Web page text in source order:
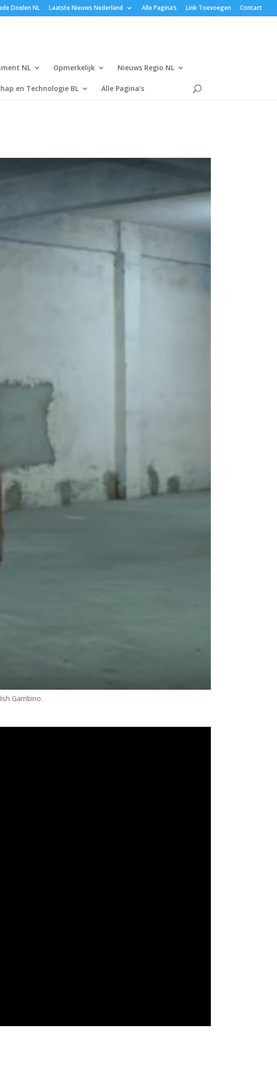
Doelen NL Laatste Nieuws Nederland Alle Pagina’s Link Toevoegen Contact
NL Opmerkelijk Nieuws Regio NL
en Technologie BL Alle Pagina’s
Gambino.